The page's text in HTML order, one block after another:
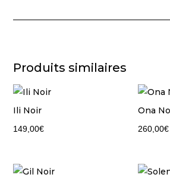
Produits similaires
Ili Noir
149,00€
Ona
260,00€